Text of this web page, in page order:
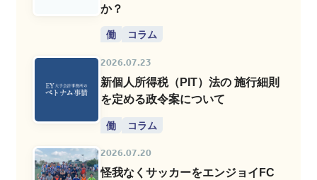
か？
働 コラム
2026.07.23
新個人所得税（PIT）法の 施行細則
を定める政令案について
働 コラム
2026.07.20
怪我なくサッカーをエンジョイFC